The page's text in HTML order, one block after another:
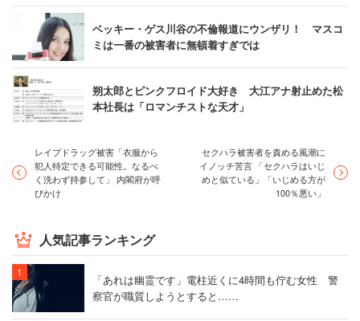
ハマくんの気持ちわかりますが読んで思ったこと言
わせて下さい。違法ってわからないのかもしれない
のに、（現になぜですか？と言ってますよね）ハマ
くんのことが大好きなファンの子かもしれないの
に、そんな言い方はないと思います。本人がこれ見
たら傷つくと思います。
— 春菜♪ (@yuichan_haru_87) 2018年3月23日
「アーティストが
必死に作った音楽だから
聞く側も必死に働いたお金で買って聞く。」
ベッキー・ゲス川谷の不倫報道にウンザリ！ マスコ
ミは一番の被害者に無頓着すぎでは
朔太郎とピンクフロイド大好き 大江アナ射止めた松
本社長は「ロマンチストな天才」
レイプドラッグ被害「衣服から
犯人特定できる可能性。なるべ
く洗わず持参して」 内閣府が呼
びかけ
セクハラ被害者を責める風潮に
イノッチ苦言 「セクハラはいじ
めと似ている」「いじめる方が
100％悪い」
人気記事ランキング
「あれは幽霊です」電柱近くに4時間も佇む女性 警
察官が職質しようとすると……